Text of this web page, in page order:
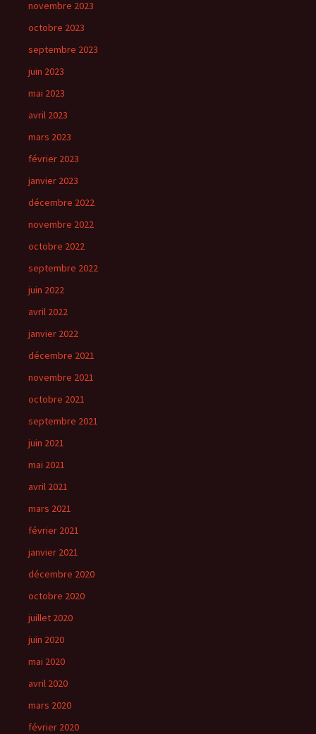
novembre 2023
octobre 2023
septembre 2023
juin 2023
mai 2023
avril 2023
mars 2023
février 2023
janvier 2023
décembre 2022
novembre 2022
octobre 2022
septembre 2022
juin 2022
avril 2022
janvier 2022
décembre 2021
novembre 2021
octobre 2021
septembre 2021
juin 2021
mai 2021
avril 2021
mars 2021
février 2021
janvier 2021
décembre 2020
octobre 2020
juillet 2020
juin 2020
mai 2020
avril 2020
mars 2020
février 2020